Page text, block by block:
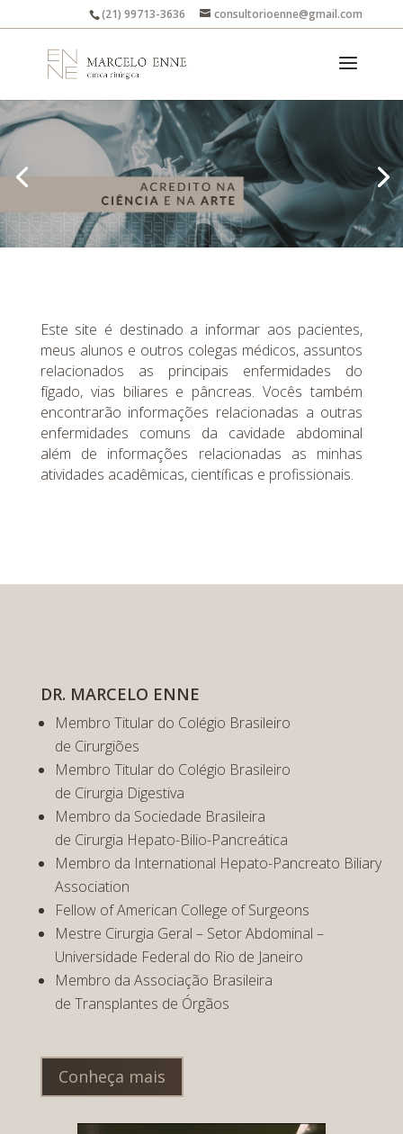
(21) 99713-3636 consultorioenne@gmail.com
Este site é destinado a informar aos pacientes,
meus alunos e outros colegas médicos, assuntos
relacionados as principais enfermidades do
fígado, vias biliares e pâncreas. Vocês também
encontrarão informações relacionadas a outras
enfermidades comuns da cavidade abdominal
além de informações relacionadas as minhas
atividades acadêmicas, científicas e profissionais.
DR. MARCELO ENNE
Membro Titular do Colégio Brasileiro
de Cirurgiões
Membro Titular do Colégio Brasileiro
de Cirurgia Digestiva
Membro da Sociedade Brasileira
de Cirurgia Hepato-Bilio-Pancreática
Membro da International Hepato-Pancreato Biliary
Association
Fellow of American College of Surgeons
Mestre Cirurgia Geral – Setor Abdominal –
Universidade Federal do Rio de Janeiro
Membro da Associação Brasileira
de Transplantes de Órgãos
Conheça mais